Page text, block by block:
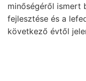
minőségéről ismert
fejlesztése és a
következő évtől